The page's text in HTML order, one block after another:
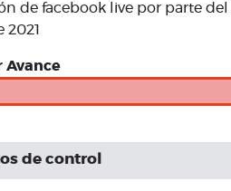
de facebook live por parte
2021
Avance
de control